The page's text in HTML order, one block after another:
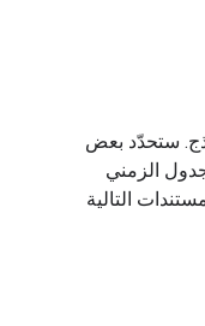
ستحدّد بعض
الزمني
التالية